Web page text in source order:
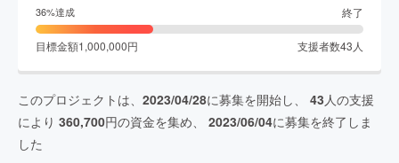
36%達成 終了
目標金額1,000,000円 支援者数43 人
このプロジェクトは、 2023/04/28に募集を開始し、 43 人の支援
により 360,700円の資金を集め、 2023/06/04に募集を終了しま
した